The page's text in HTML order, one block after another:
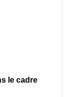
le cadre